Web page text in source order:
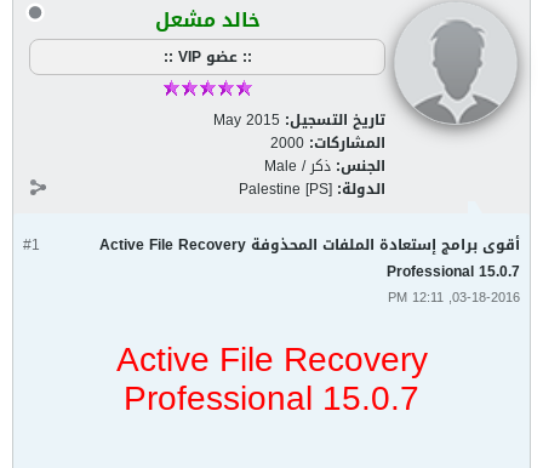
خالد مشعل
:: عضو VIP ::
تاريخ التسجيل: May 2015
المشاركات: 2000
الجنس: ذكر / Male
الدولة: Palestine [PS]
#1
أقوى برامج إستعادة الملفات المحذوفة Active File Recovery
Professional 15.0.7
03-18-2016, 12:11 PM
Active File Recovery
Professional 15.0.7